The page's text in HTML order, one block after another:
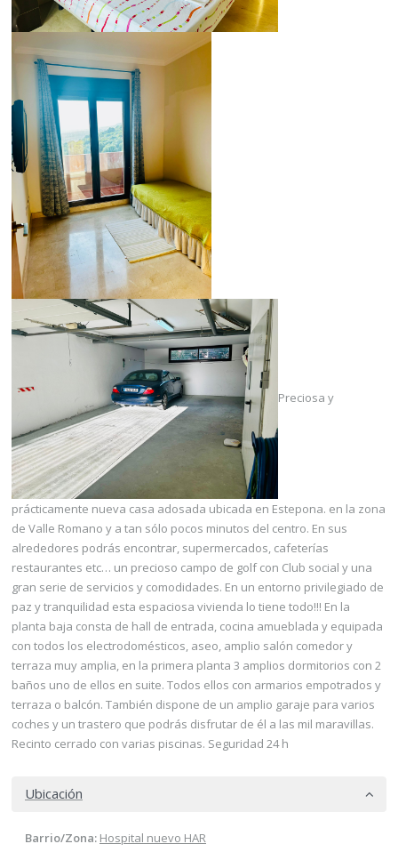
Preciosa y
prácticamente nueva casa adosada ubicada en Estepona. en la zona
de Valle Romano y a tan sólo pocos minutos del centro. En sus
alrededores podrás encontrar, supermercados, cafeterías
restaurantes etc… un precioso campo de golf con Club social y una
gran serie de servicios y comodidades. En un entorno privilegiado de
paz y tranquilidad esta espaciosa vivienda lo tiene todo!!! En la
planta baja consta de hall de entrada, cocina amueblada y equipada
con todos los electrodomésticos, aseo, amplio salón comedor y
terraza muy amplia, en la primera planta 3 amplios dormitorios con 2
baños uno de ellos en suite. Todos ellos con armarios empotrados y
terraza o balcón. También dispone de un amplio garaje para varios
coches y un trastero que podrás disfrutar de él a las mil maravillas.
Recinto cerrado con varias piscinas. Seguridad 24 h
Ubicación
Barrio/Zona: Hospital nuevo HAR